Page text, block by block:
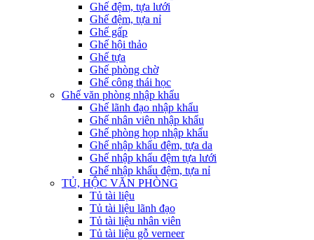
Ghế đệm, tựa lưới
Ghế đệm, tựa nỉ
Ghế gấp
Ghế hội thảo
Ghế tựa
Ghế phòng chờ
Ghế công thái học
Ghế văn phòng nhập khẩu
Ghế lãnh đạo nhập khẩu
Ghế nhân viên nhập khẩu
Ghế phòng họp nhập khẩu
Ghế nhập khẩu đệm, tựa da
Ghế nhập khẩu đệm tựa lưới
Ghế nhập khẩu đệm, tựa nỉ
TỦ, HỘC VĂN PHÒNG
Tủ tài liệu
Tủ tài liệu lãnh đạo
Tủ tài liệu nhân viên
Tủ tài liệu gỗ verneer